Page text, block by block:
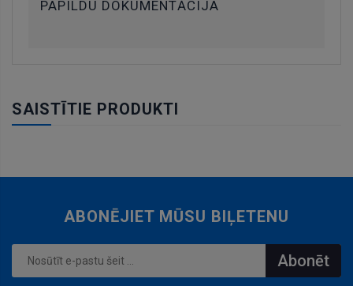
PAPILDU DOKUMENTĀCIJA
SAISTĪTIE PRODUKTI
ABONĒJIET MŪSU BIĻETENU
Abonēt